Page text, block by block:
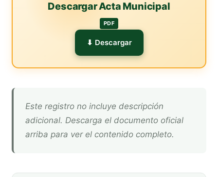
Descargar Acta Municipal
PDF
⬇ Descargar
Este registro no incluye descripción
adicional. Descarga el documento oficial
arriba para ver el contenido completo.